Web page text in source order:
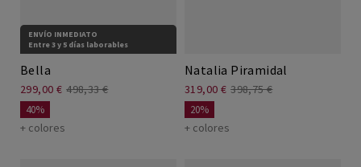
ENVÍO INMEDIATO
Entre 3 y 5 días laborables
Bella
299,00 € 498,33 €
40%
+ colores
Natalia Piramidal
319,00 € 398,75 €
20%
+ colores